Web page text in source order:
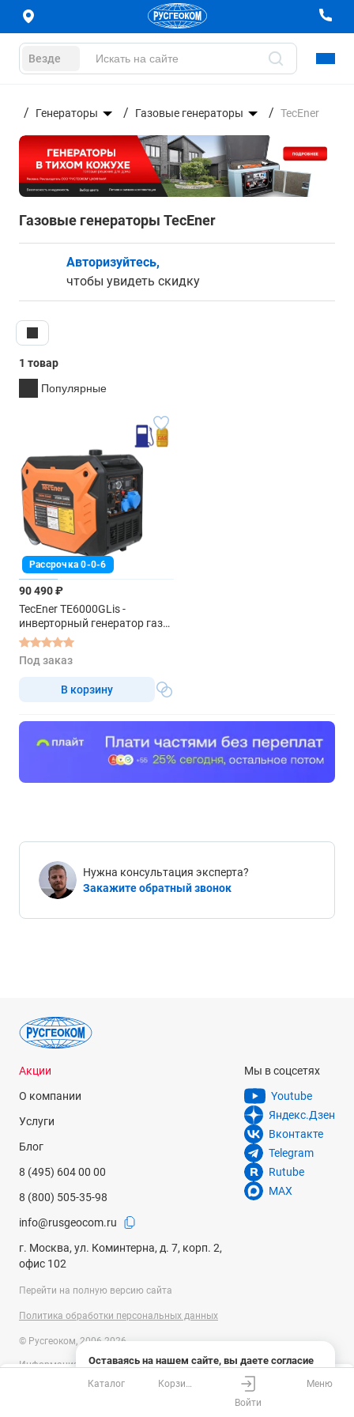
Везде
Генераторы Газовые генераторы TecEner
Газовые генераторы TecEner
Авторизуйтесь,
чтобы увидеть скидку
1 товар
Популярные
Рассрочка 0-0-6
90 490 ₽
TecEner TE6000GLis -
инверторный генератор газ/
бензин
Под заказ
В корзину
Нужна консультация эксперта?
Закажите обратный звонок
Оставаясь на нашем сайте, вы даете согласие
на использование файлов cookies и сбор данных
системами веб-аналитики
Акции
О компании
Услуги
Блог
8 (495) 604 00 00
8 (800) 505-35-98
info@rusgeocom.ru
г. Москва, ул. Коминтерна, д. 7, корп. 2,
офис 102
Мы в соцсетях
Youtube
Яндекс.Дзен
Вконтакте
Telegram
Rutube
MAX
Перейти на полную версию сайта
Политика обработки персональных данных
© Русгеоком, 2006-2026
Информация на сайте носит справочный характер и не является
публичной офертой, определяемой положениями Статьи 437
Гражданского кодекса Российской Федерации. Технические
Каталог
Корзина
Войти
Меню